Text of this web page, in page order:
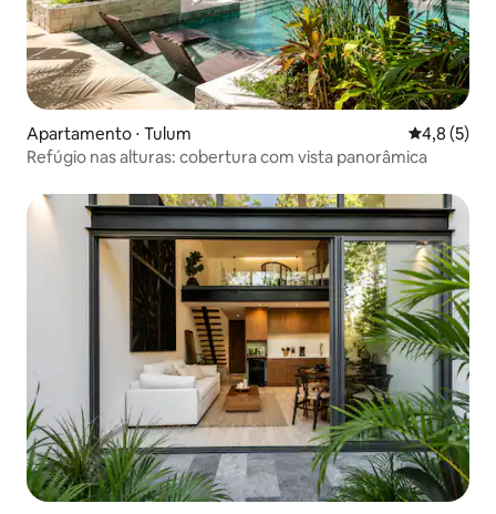
Apartamento ⋅ Tulum 4,8 de
4,8 (5)
Refúgio nas alturas: cobertura com vista panorâmica